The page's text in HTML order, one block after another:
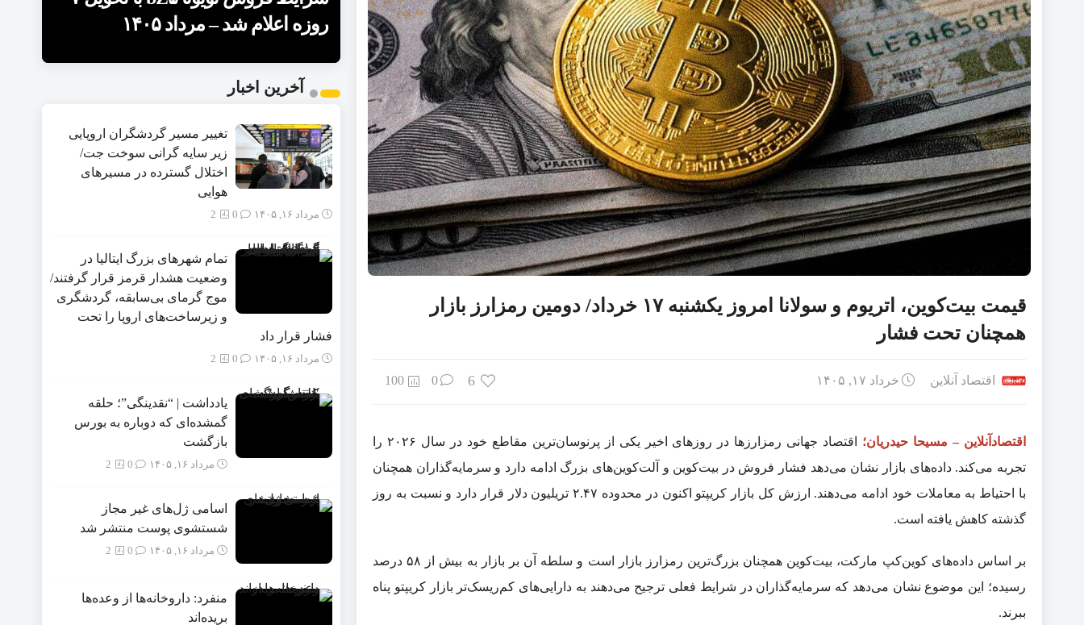
قیمت بیت‌کوین، اتریوم و سولانا امروز یکشنبه ۱۷ خرداد/ دومین رمزارز بازار
همچنان تحت فشار
اقتصاد آنلاین خرداد ۱۷, ۱۴۰۵ 6
0
100
اقتصادآنلاین – مسیحا حیدریان؛
اقتصاد جهانی رمزارزها در روزهای اخیر یکی از پرنوسان‌ترین مقاطع خود در سال ۲۰۲۶ را
تجربه می‌کند. داده‌های بازار نشان می‌دهد فشار فروش در بیت‌کوین و آلت‌کوین‌های بزرگ ادامه دارد و سرمایه‌گذاران همچنان
با احتیاط به معاملات خود ادامه می‌دهند. ارزش کل بازار کریپتو اکنون در محدوده ۲.۴۷ تریلیون دلار قرار دارد و نسبت به روز
گذشته کاهش یافته است.
بر اساس داده‌های کوین‌کپ مارکت، بیت‌کوین همچنان بزرگ‌ترین رمزارز بازار است و سلطه آن بر بازار به بیش از ۵۸ درصد
رسیده؛ این موضوع نشان می‌دهد که سرمایه‌گذاران در شرایط فعلی ترجیح می‌دهند به دارایی‌های کم‌ریسک‌تر بازار کریپتو پناه
ببرند.
روزه اعلام شد – مرداد ۱۴۰۵
مرداد ۱۴۰۵
– مرداد ۱۴۰۵
۱۴۰۵
موتور اعلام شد – مرداد ۱۴۰۵
3
آخرین اخبار
تغییر مسیر گردشگران اروپایی
زیر سایه گرانی سوخت جت/
اختلال گسترده در مسیرهای
هوایی
مرداد ۱۶, ۱۴۰۵ 2
تمام شهرهای بزرگ ایتالیا در
وضعیت هشدار قرمز قرار گرفتند/
موج گرمای بی‌سابقه، گردشگری
و زیرساخت‌های اروپا را تحت
فشار قرار داد
مرداد ۱۶, ۱۴۰۵ 2
یادداشت | “نقدینگی”؛ حلقه
گمشده‌ای که دوباره به بورس
بازگشت
مرداد ۱۶, ۱۴۰۵ 2
اسامی ژل‌های غیر مجاز
شستشوی پوست منتشر شد
مرداد ۱۶, ۱۴۰۵ 2
منفرد: داروخانه‌ها از وعده‌ها
بریده‌اند